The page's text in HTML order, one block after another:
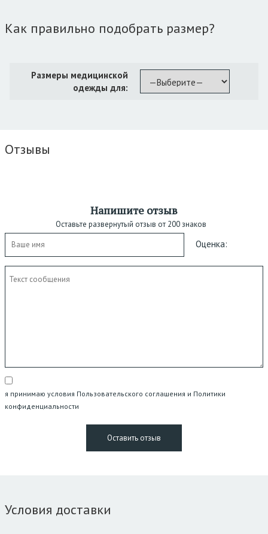
Как правильно подобрать размер?
Размеры медицинской
одежды для:
Отзывы
Напишите отзыв
Оставьте развернутый отзыв от 200 знаков
Оценка:
я принимаю условия Пользовательского соглашения и Политики
конфиденциальности
Условия доставки